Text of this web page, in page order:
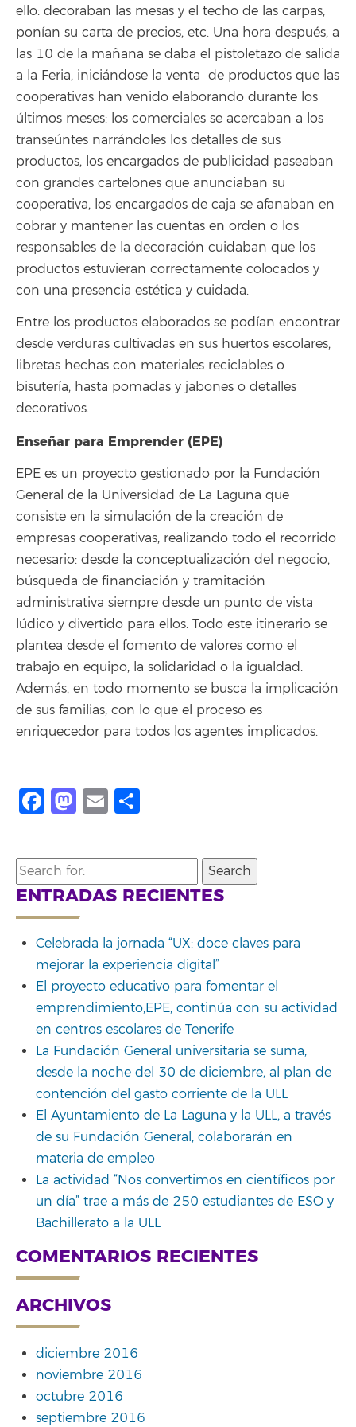
ello: decoraban las mesas y el techo de las carpas,
ponían su carta de precios, etc. Una hora después, a
las 10 de la mañana se daba el pistoletazo de salida
a la Feria, iniciándose la venta de productos que las
cooperativas han venido elaborando durante los
últimos meses: los comerciales se acercaban a los
transeúntes narrándoles los detalles de sus
productos, los encargados de publicidad paseaban
con grandes cartelones que anunciaban su
cooperativa, los encargados de caja se afanaban en
cobrar y mantener las cuentas en orden o los
responsables de la decoración cuidaban que los
productos estuvieran correctamente colocados y
con una presencia estética y cuidada.
Entre los productos elaborados se podían encontrar
desde verduras cultivadas en sus huertos escolares,
libretas hechas con materiales reciclables o
bisutería, hasta pomadas y jabones o detalles
decorativos.
Enseñar para Emprender (EPE)
EPE es un proyecto gestionado por la Fundación
General de la Universidad de La Laguna que
consiste en la simulación de la creación de
empresas cooperativas, realizando todo el recorrido
necesario: desde la conceptualización del negocio,
búsqueda de financiación y tramitación
administrativa siempre desde un punto de vista
lúdico y divertido para ellos. Todo este itinerario se
plantea desde el fomento de valores como el
trabajo en equipo, la solidaridad o la igualdad.
Además, en todo momento se busca la implicación
de sus familias, con lo que el proceso es
enriquecedor para todos los agentes implicados.
Facebook
Mastodon
Email
Search
for:
ENTRADAS RECIENTES
Celebrada la jornada “UX: doce claves para
mejorar la experiencia digital”
El proyecto educativo para fomentar el
emprendimiento,EPE, continúa con su actividad
en centros escolares de Tenerife
La Fundación General universitaria se suma,
desde la noche del 30 de diciembre, al plan de
contención del gasto corriente de la ULL
El Ayuntamiento de La Laguna y la ULL, a través
de su Fundación General, colaborarán en
materia de empleo
La actividad “Nos convertimos en científicos por
un día” trae a más de 250 estudiantes de ESO y
Bachillerato a la ULL
COMENTARIOS RECIENTES
ARCHIVOS
diciembre 2016
noviembre 2016
octubre 2016
septiembre 2016